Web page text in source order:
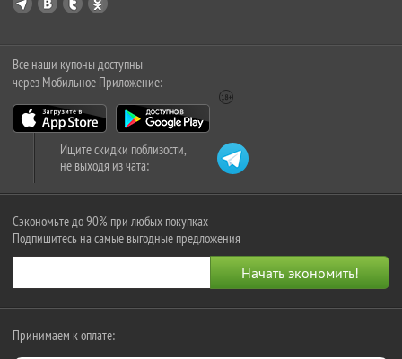
Все наши купоны доступны
через Мобильное Приложение:
Ищите скидки поблизости,
не выходя из чата:
Сэкономьте до 90% при любых покупках
Подпишитесь на самые выгодные предложения
Принимаем к оплате: